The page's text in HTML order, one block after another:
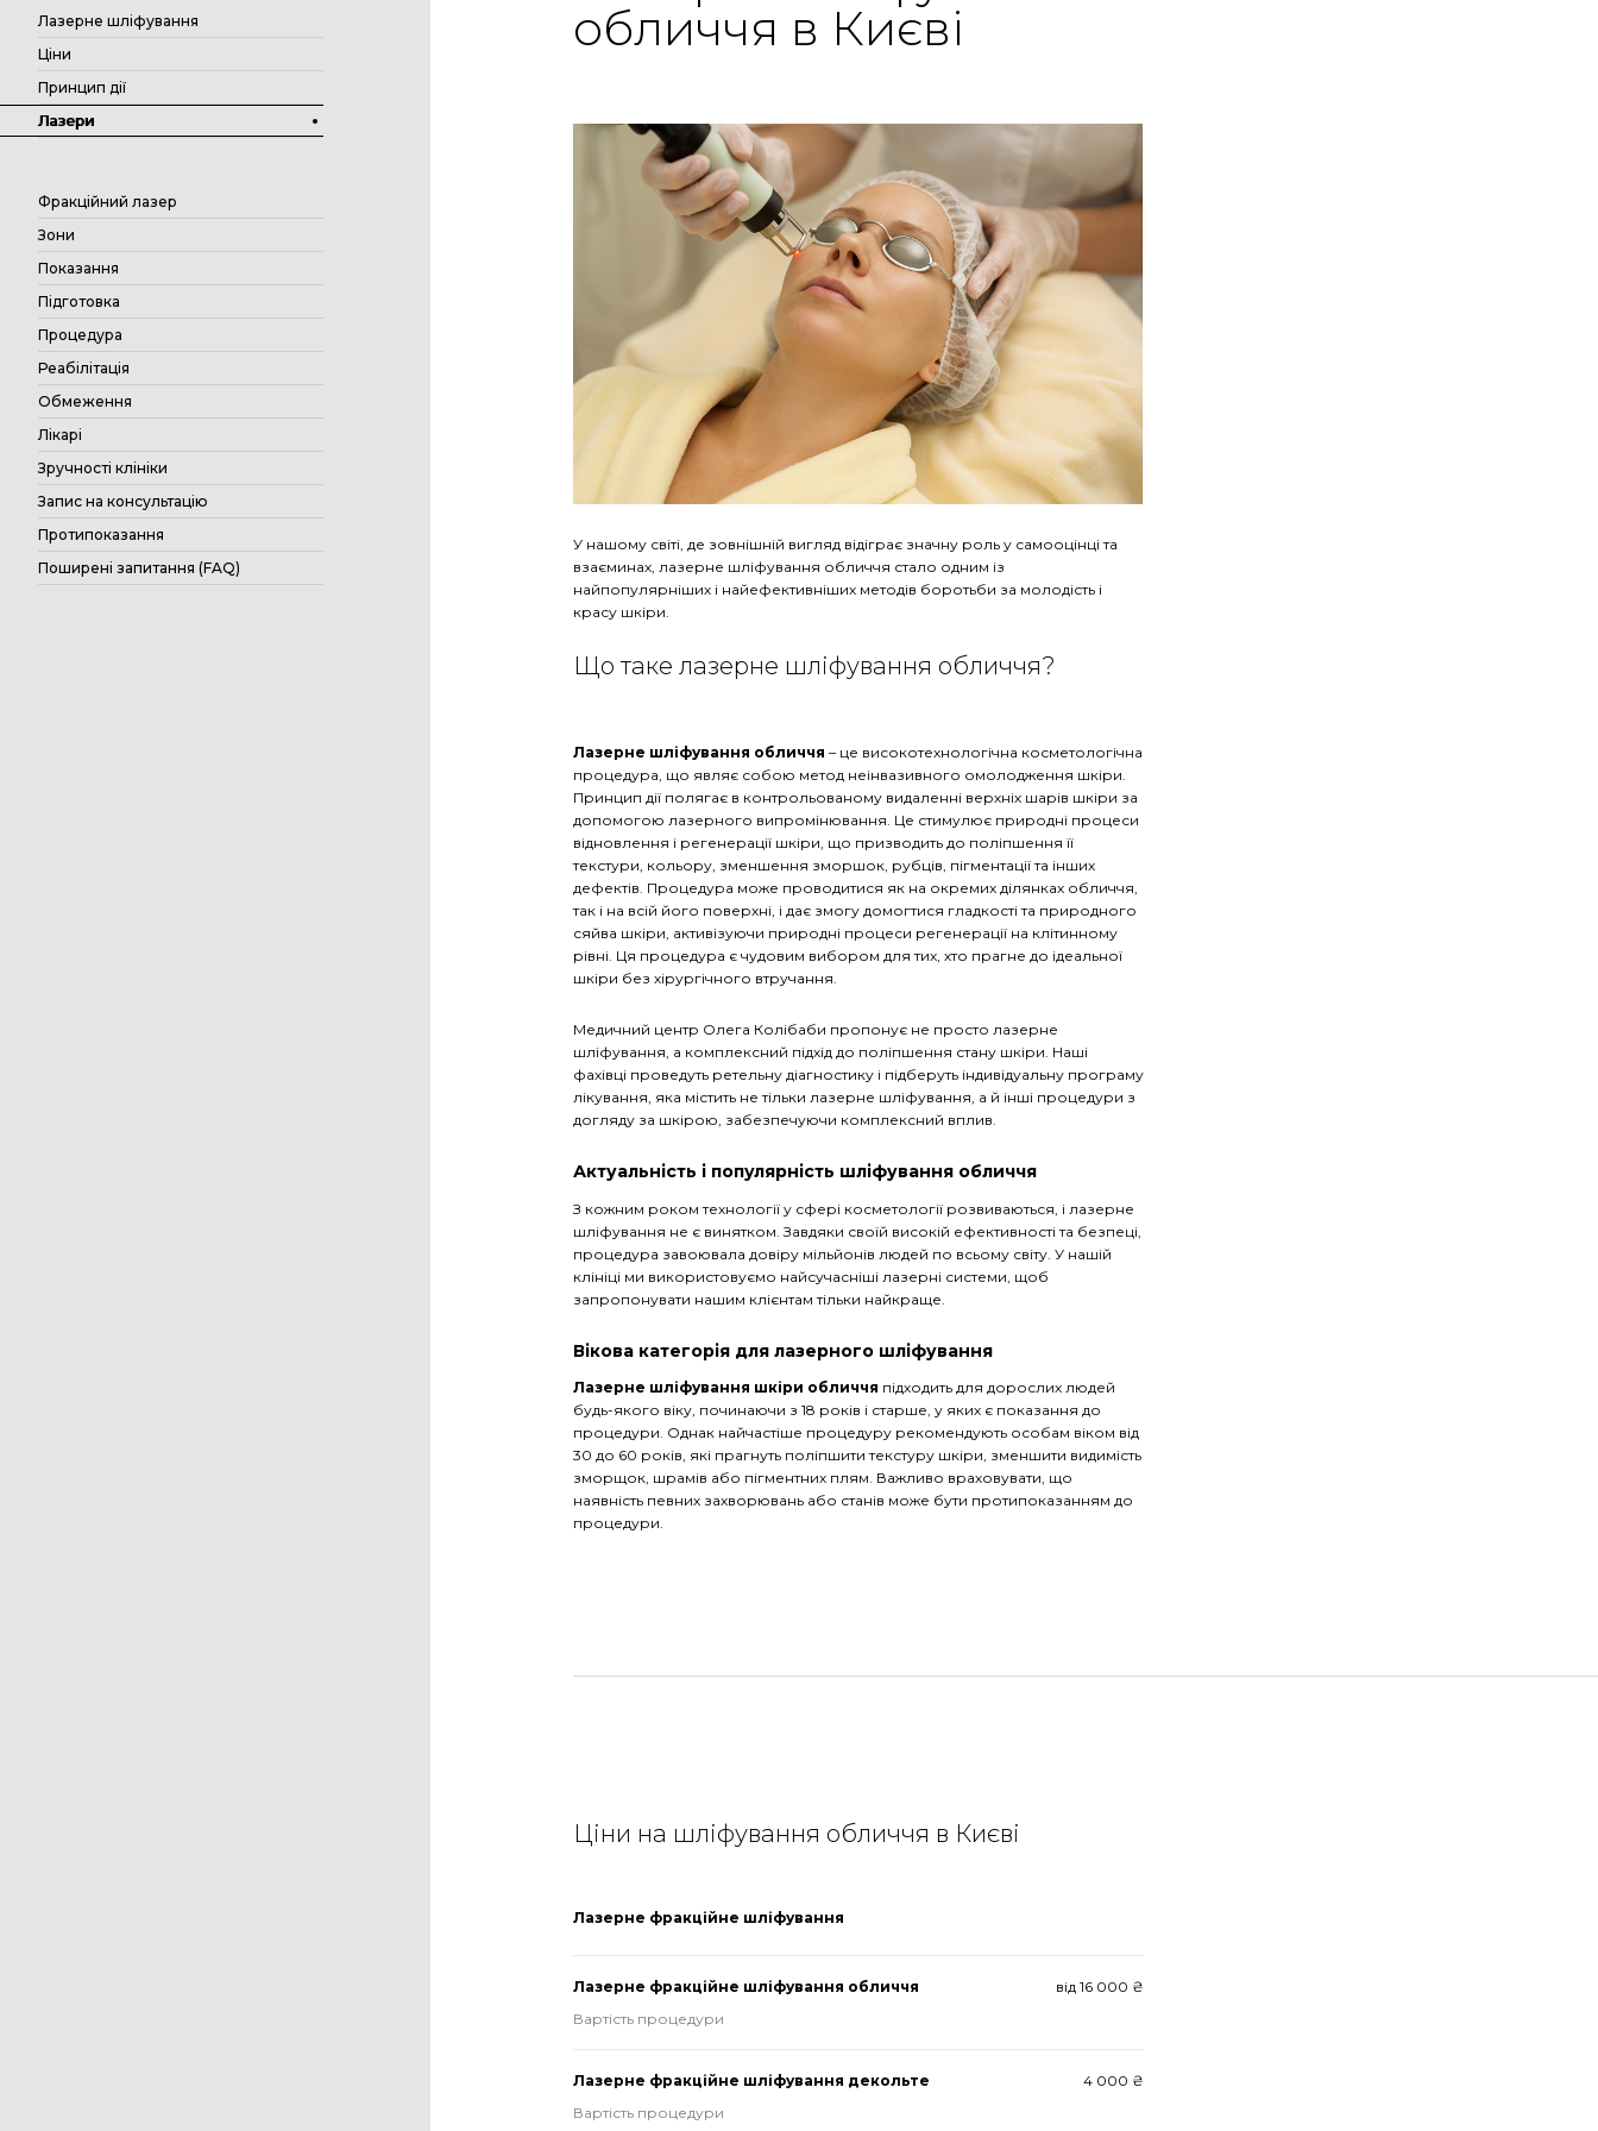
Лазерне шліфування
Ціни
Принцип дії
Лазери
Фракційний лазер
Зони
Показання
Підготовка
Процедура
Реабілітація
Обмеження
Лікарі
Зручності клініки
Запис на консультацію
Протипоказання
Поширені запитання (FAQ)
обличчя в Києві
У нашому світі, де зовнішній вигляд відіграє значну роль у самооцінці та
взаєминах, лазерне шліфування обличчя стало одним із
найпопулярніших і найефективніших методів боротьби за молодість і
красу шкіри.
Що таке лазерне шліфування обличчя?
Лазерне шліфування обличчя – це високотехнологічна косметологічна
процедура, що являє собою метод неінвазивного омолодження шкіри.
Принцип дії полягає в контрольованому видаленні верхніх шарів шкіри за
допомогою лазерного випромінювання. Це стимулює природні процеси
відновлення і регенерації шкіри, що призводить до поліпшення її
текстури, кольору, зменшення зморшок, рубців, пігментації та інших
дефектів. Процедура може проводитися як на окремих ділянках обличчя,
так і на всій його поверхні, і дає змогу домогтися гладкості та природного
сяйва шкіри, активізуючи природні процеси регенерації на клітинному
рівні. Ця процедура є чудовим вибором для тих, хто прагне до ідеальної
шкіри без хірургічного втручання.
Медичний центр Олега Колібаби пропонує не просто лазерне
шліфування, а комплексний підхід до поліпшення стану шкіри. Наші
фахівці проведуть ретельну діагностику і підберуть індивідуальну програму
лікування, яка містить не тільки лазерне шліфування, а й інші процедури з
догляду за шкірою, забезпечуючи комплексний вплив.
Актуальність і популярність шліфування обличчя
З кожним роком технології у сфері косметології розвиваються, і лазерне
шліфування не є винятком. Завдяки своїй високій ефективності та безпеці,
процедура завоювала довіру мільйонів людей по всьому світу. У нашій
клініці ми використовуємо найсучасніші лазерні системи, щоб
запропонувати нашим клієнтам тільки найкраще.
Вікова категорія для лазерного шліфування
Лазерне шліфування шкіри обличчя підходить для дорослих людей
будь-якого віку, починаючи з 18 років і старше, у яких є показання до
процедури. Однак найчастіше процедуру рекомендують особам віком від
30 до 60 років, які прагнуть поліпшити текстуру шкіри, зменшити видимість
зморщок, шрамів або пігментних плям. Важливо враховувати, що
наявність певних захворювань або станів може бути протипоказанням до
процедури.
Ціни на шліфування обличчя в Києві
Лазерне фракційне шліфування
Лазерне фракційне шліфування обличчя
від 16 000 ₴
Вартість процедури
Лазерне фракційне шліфування декольте
4 000 ₴
Вартість процедури